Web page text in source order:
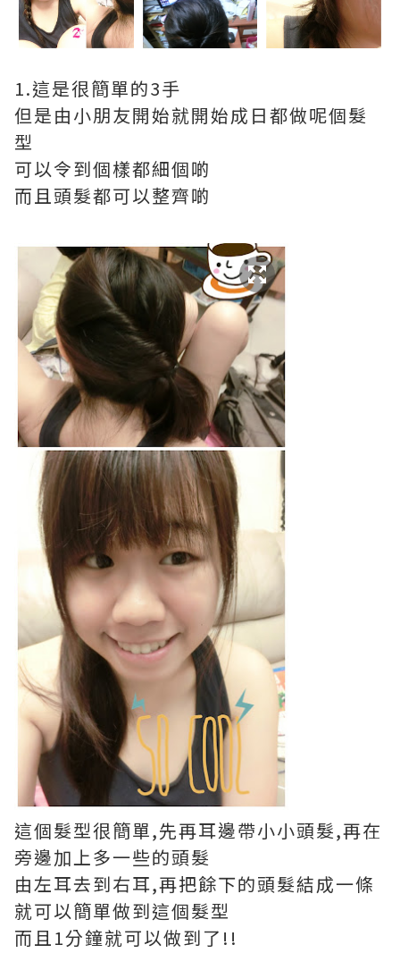
1.這是很簡單的3手
但是由小朋友開始就開始成日都做呢個髮
型
可以令到個樣都細個啲
而且頭髮都可以整齊啲
這個髮型很簡單,先再耳邊帶小小頭髮,再在
旁邊加上多一些的頭髮
由左耳去到右耳,再把餘下的頭髮結成一條
就可以簡單做到這個髮型
而且1分鐘就可以做到了!!